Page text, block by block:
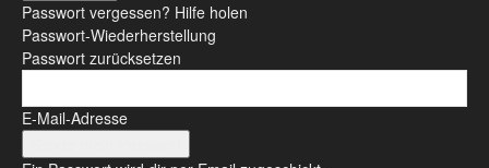
Passwort vergessen? Hilfe holen
Passwort-Wiederherstellung
Passwort zurücksetzen
E-Mail-Adresse